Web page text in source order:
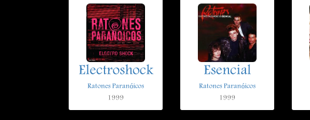
Electroshock
Ratones Paranóicos
1999
Esencial
Ratones Paranóicos
1999